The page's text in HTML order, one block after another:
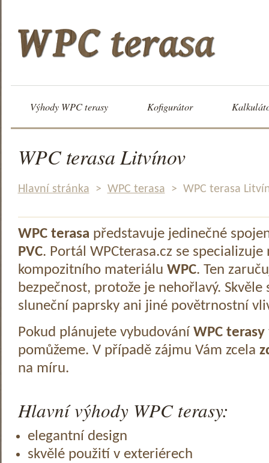
Výhody WPC terasy Kofigurátor
WPC terasa Litvínov
Hlavní stránka > WPC terasa > WPC terasa
WPC terasa představuje jedinečné
PVC. Portál WPCterasa.cz se specializuje
kompozitního materiálu WPC. Ten
bezpečnost, protože je nehořlavý.
sluneční paprsky ani jiné povětrnostní
Pokud plánujete vybudování WPC terasy
pomůžeme. V případě zájmu Vám zcela
na míru.
Hlavní výhody WPC terasy:
elegantní design
skvělé použití v exteriérech